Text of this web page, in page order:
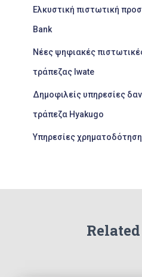
Ελκυστική πιστωτική
Bank
Νέες ψηφιακές
τράπεζας Iwate
Δημοφιλείς υπηρεσίες
τράπεζα Hyakugo
Υπηρεσίες